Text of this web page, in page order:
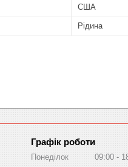
США
Рідина
Графік роботи
Понеділок 09:00